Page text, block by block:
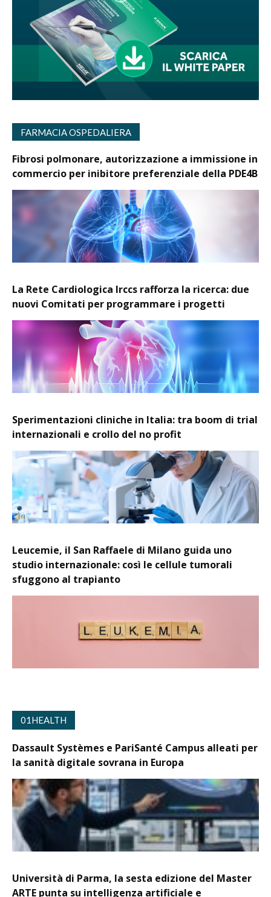
FARMACIA OSPEDALIERA
Fibrosi polmonare, autorizzazione a immissione in
commercio per inibitore preferenziale della PDE4B
La Rete Cardiologica Irccs rafforza la ricerca: due
nuovi Comitati per programmare i progetti
Sperimentazioni cliniche in Italia: tra boom di trial
internazionali e crollo del no profit
Leucemie, il San Raffaele di Milano guida uno
studio internazionale: così le cellule tumorali
sfuggono al trapianto
01HEALTH
Dassault Systèmes e PariSanté Campus alleati per
la sanità digitale sovrana in Europa
Università di Parma, la sesta edizione del Master
ARTE punta su intelligenza artificiale e